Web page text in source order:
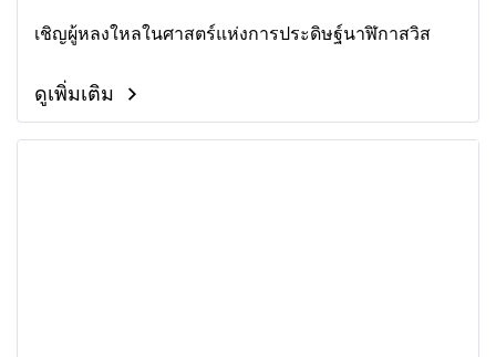
เชิญผู้หลงใหลในศาสตร์แห่งการประดิษฐ์นาฬิกาสวิส
ดูเพิ่มเติม